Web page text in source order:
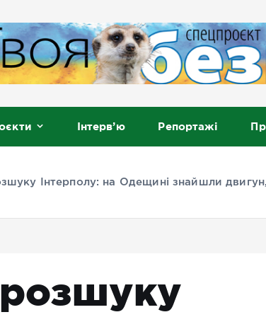
Інтерв’ю Репортажі
Інтерполу: на Одещині знайшли